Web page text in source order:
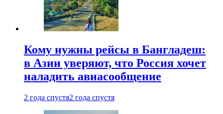
Кому нужны рейсы в Бангладеш:
в Азии уверяют, что Россия хочет
наладить авиасообщение
2 года спустя2 года спустя